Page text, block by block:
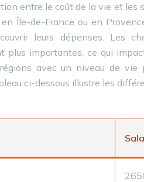
entre le coût de la vie et les
Île-de-France ou en
leurs dépenses. Les
plus importantes, ce qui
avec un niveau de
ci-dessous illustre les